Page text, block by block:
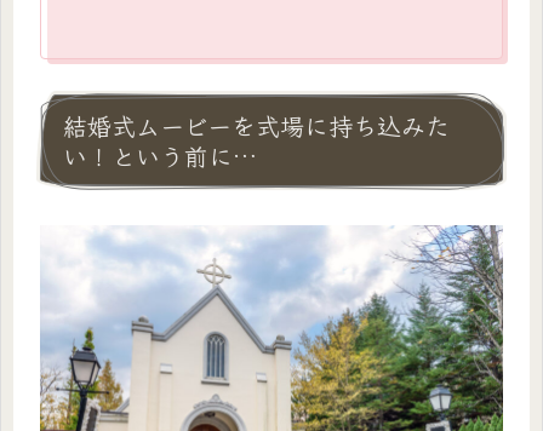
結婚式ムービーを式場に持ち込みた
い！という前に…